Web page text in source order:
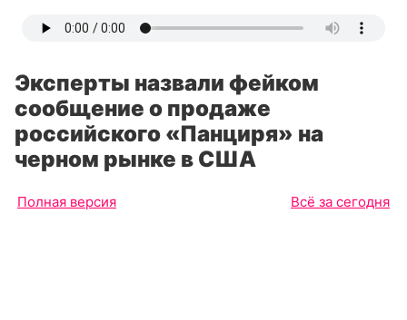
Эксперты назвали фейком
сообщение о продаже
российского «Панциря» на
черном рынке в США
Полная версия Всё за сегодня